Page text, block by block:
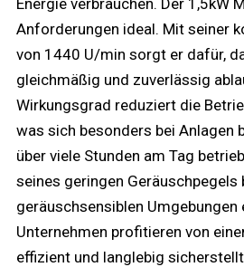
Energie verbrauchen. Der 1,5kW
Anforderungen ideal. Mit seiner
von 1440 U/min sorgt er dafür,
gleichmäßig und zuverlässig
Wirkungsgrad reduziert die
was sich besonders bei Anlagen
über viele Stunden am Tag
seines geringen Geräuschpegels
geräuschsensiblen Umgebungen
Unternehmen profitieren von
effizient und langlebig